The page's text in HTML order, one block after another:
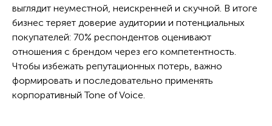
выглядит неуместной, неискренней и скучной. В итоге
бизнес теряет доверие аудитории и потенциальных
покупателей: 70% респондентов оценивают
отношения с брендом через его компетентность.
Чтобы избежать репутационных потерь, важно
формировать и последовательно применять
корпоративный Tone of Voice.